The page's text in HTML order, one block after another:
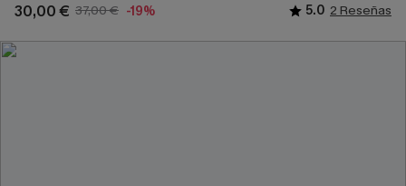
30,00 € 37,00 € -19% 5.0 2 Reseñas